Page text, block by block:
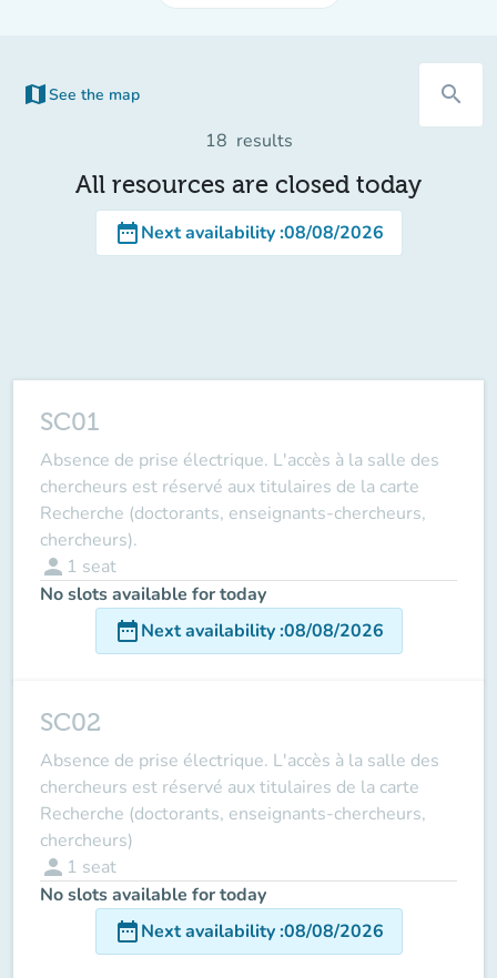
map See the map
(new tab) search
18 results
All resources are closed today
date_rangeNext availability:08/08/2026
SC01
Absence de prise électrique. L'accès à la salle des
chercheurs est réservé aux titulaires de la carte
Recherche (doctorants, enseignants-chercheurs,
chercheurs).
person 1 seat
No slots available for today
date_rangeNext availability:08/08/2026
SC02
Absence de prise électrique. L'accès à la salle des
chercheurs est réservé aux titulaires de la carte
Recherche (doctorants, enseignants-chercheurs,
chercheurs)
person 1 seat
No slots available for today
date_rangeNext availability:08/08/2026